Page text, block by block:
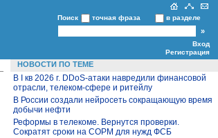
Поиск точная фраза в разделе
Вход
Регистрация
НОВОСТИ ПО ТЕМЕ
В I кв 2026 г. DDoS-атаки навредили финансовой
отрасли, телеком-сфере и ритейлу
В России создали нейросеть сокращающую время
добычи нефти
Реформы в телекоме. Вернутся проверки.
Сократят сроки на СОРМ для нужд ФСБ